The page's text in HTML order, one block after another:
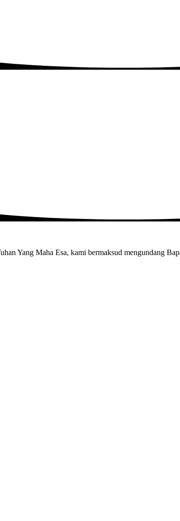
Yang Maha Esa, kami bermaksud mengundang